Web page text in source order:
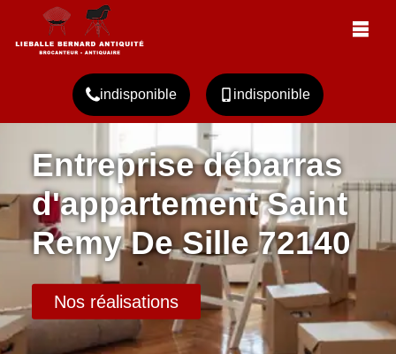
indisponible indisponible
Entreprise débarras
d'appartement Saint
Remy De Sille 72140
Nos réalisations